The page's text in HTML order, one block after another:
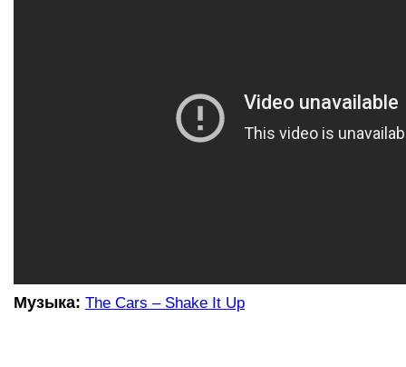
Музыка: The Cars – Shake It Up